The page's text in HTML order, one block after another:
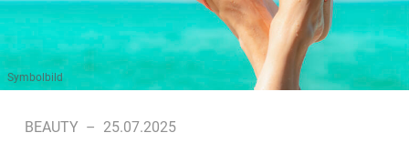
Symbolbild
BEAUTY – 25.07.2025